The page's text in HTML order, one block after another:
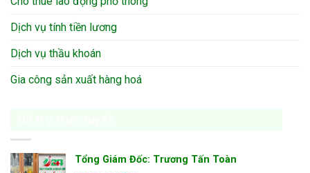
Dịch vụ tính tiền lương
Dịch vụ thầu khoán
Gia công sản xuất hàng hoá
Tổng Giám Đốc: Trương Tấn Toàn